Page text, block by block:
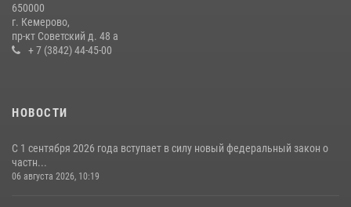
гипермаркета товары на 13 тысяч рублей (ВИДЕО)
16 июля 2026, 06:43
650000
г. Кемерово,
пр-кт Советский д. 48 а
+ 7 (3842) 44-45-00
НОВОСТИ
С 1 сентября 2026 года вступает в силу новый федеральный закон о
частн...
06 августа 2026, 10:19